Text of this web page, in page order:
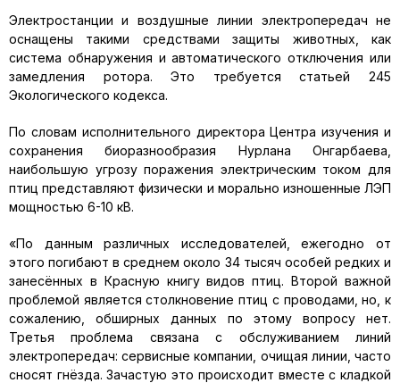
Электростанции и воздушные линии электропередач не
оснащены такими средствами защиты животных, как
система обнаружения и автоматического отключения или
замедления ротора. Это требуется статьей 245
Экологического кодекса.
По словам исполнительного директора Центра изучения и
сохранения биоразнообразия Нурлана Онгарбаева,
наибольшую угрозу поражения электрическим током для
птиц представляют физически и морально изношенные ЛЭП
мощностью 6-10 кВ.
«По данным различных исследователей, ежегодно от
этого погибают в среднем около 34 тысяч особей редких и
занесённых в Красную книгу видов птиц. Второй важной
проблемой является столкновение птиц с проводами, но, к
сожалению, обширных данных по этому вопросу нет.
Третья проблема связана с обслуживанием линий
электропередач: сервисные компании, очищая линии, часто
сносят гнёзда. Зачастую это происходит вместе с кладкой